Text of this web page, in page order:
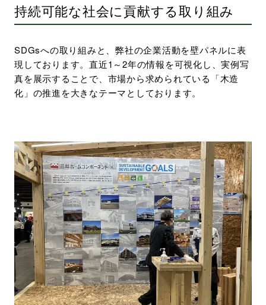
持続可能な社会に貢献する取り組み
SDGsへの取り組みと、弊社の企業活動を壁パネルに表
現しております。直近1～2年の情報を可視化し、実例写
真を展示することで、市場から求められている「木造
化」の推進を大きなテーマとしております。